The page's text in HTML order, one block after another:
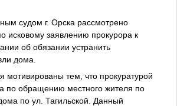
судом г. Орска рассмотрено
исковому заявлению прокурора к
об обязании устранить
дома.
мотивированы тем, что прокуратурой
по обращению местного жителя по
по ул. Тагильской. Данный